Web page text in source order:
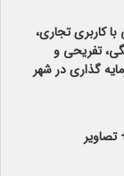
کاربری تجاری،
تفریحی و
گذاری در شهر